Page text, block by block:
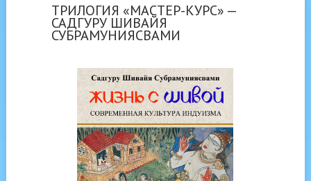
ТРИЛОГИЯ «МАСТЕР-КУРС» —
САДГУРУ ШИВАЙЯ
СУБРАМУНИЯСВАМИ